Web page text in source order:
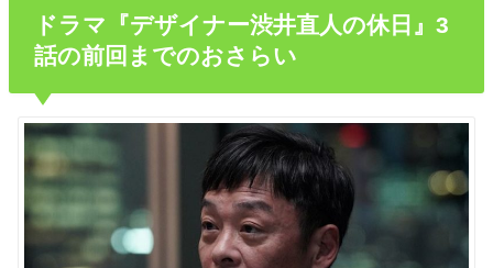
ドラマ『デザイナー渋井直人の休日』3
話の前回までのおさらい